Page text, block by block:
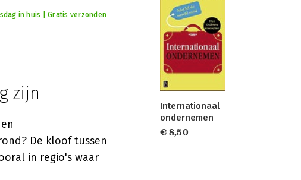
in huis | Gratis verzonden
zijn
De kloof tussen
in regio's waar
Internationaal
ondernemen
€ 8,50